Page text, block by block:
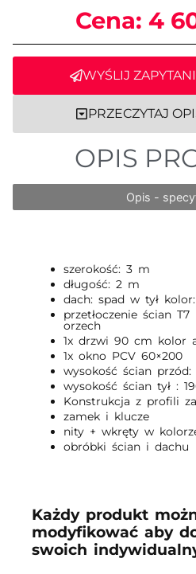
Cena: 4
WYŚLIJ
PRZECZYTAJ
OPIS
Opis -
szerokość: 3 m
długość: 2 m
dach: spad w tył
przetłoczenie ścian
orzech
1x drzwi 90 cm kolor
1x okno PCV 60×200
wysokość ścian przód:
wysokość ścian tył :
Konstrukcja z profili
zamek i klucze
nity + wkręty w
obróbki ścian i dachu
Każdy produkt
modyfikować aby
swoich